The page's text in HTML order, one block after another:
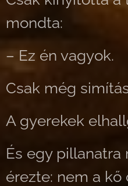
mondta:
– Ez én vagyok.
Csak még
A gyerekek
És egy pillanatra
érezte: nem a kő